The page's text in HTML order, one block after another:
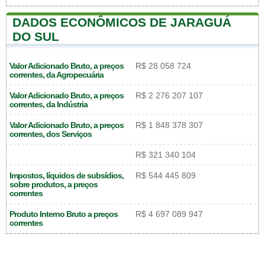
DADOS ECONÔMICOS DE JARAGUÁ
DO SUL
Valor Adicionado Bruto, a preços
correntes, da Agropecuária
R$ 28 058 724
Valor Adicionado Bruto, a preços
correntes, da Indústria
R$ 2 276 207 107
Valor Adicionado Bruto, a preços
correntes, dos Serviços
R$ 1 848 378 307
R$ 321 340 104
Impostos, líquidos de subsídios,
sobre produtos, a preços
correntes
R$ 544 445 809
Produto Interno Bruto a preços
correntes
R$ 4 697 089 947